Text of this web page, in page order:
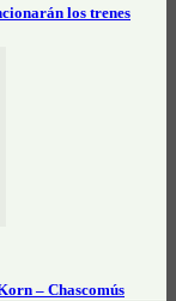
los trenes
– Chascomús